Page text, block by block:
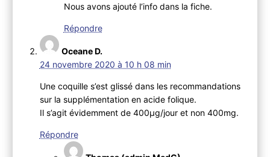
Nous avons ajouté l‘info dans la fiche.
Répondre
Oceane D.
24 novembre 2020 à 10 h 08 min
Une coquille s’est glissé dans les recommandations
sur la supplémentation en acide folique.
Il s’agit évidemment de 400µg/jour et non 400mg.
Répondre